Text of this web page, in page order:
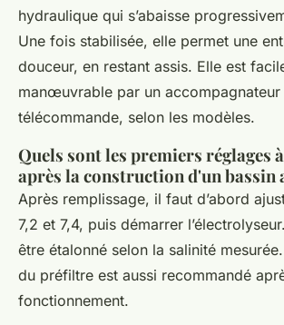
hydraulique qui s’abaisse
Une fois stabilisée, elle permet une
douceur, en restant assis. Elle est
manœuvrable par un accompagnateur
télécommande, selon les modèles.
Quels sont les premiers réglages
après la construction d'un bassin
Après remplissage, il faut d’abord
7,2 et 7,4, puis démarrer
être étalonné selon la salinité
du préfiltre est aussi recommandé
fonctionnement.